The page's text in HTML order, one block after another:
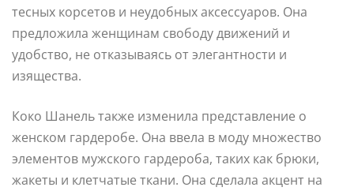
тесных корсетов и неудобных аксессуаров. Она
предложила женщинам свободу движений и
удобство, не отказываясь от элегантности и
изящества.
Коко Шанель также изменила представление о
женском гардеробе. Она ввела в моду множество
элементов мужского гардероба, таких как брюки,
жакеты и клетчатые ткани. Она сделала акцент на